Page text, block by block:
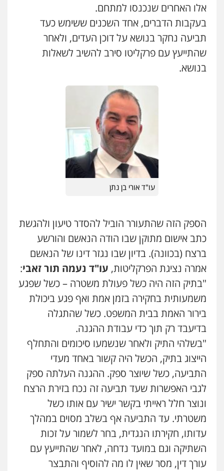
אלו האחרים שנכנסו למתחם.
בעקבות הדברים, אחד השכנים ששימש כעד
תביעה נחקר בנושא על דוכן העדים, ולאחר
שהתייעץ עם פרקליטו סירב להשיב לשאלות
בנושא.
עו"ד אורי בן נתן
הספק הזה שהתעורר הוביל להסדר טיעון ולהגשת
כתב אישום מתוקן שבו הודה הנאשם והורשע
ברצח (בכוונה). בדיון שבו נגזר דינו של הנאשם
אמרה נציגת הפרקליטות, עו"ד נעמה תור זאבי:
"בתיק הזה היה כשל פעולת משטרה – כשל שפגע
משמעותית בחקירה בזמן אמת ואף פגע ביכולת
בירור האמת בבית המשפט. כשל שהתגלה
בדיעבד רק תוך כדי עבודת ההגנה.
"בשלהי התיק ולאחר שנשמעו סיכומים והתחלף
הייצוג בתיק, הכשל היה קשור באחד מעדי
התביעה, כשל שיוצר ספק. ההגנה העלתה ספק
לגבי האפשרות שעד תביעה זה נכח בזירת הרצח
ונוצר חלל ראייתי בקשר ישיר עם אותו כשל
משטרתי. עד התביעה אף בשלב מסוים במהלך
עדותו, חקירתו הנגדית, בחר לשמור על זכות
השתיקה וגם במועד נדחה, לאחר שהתייעץ עם
עורך דין, מסר שאין לו מה להוסיף והתבצר
עו"ד אייל אביטל
פלילי פשיעה חמורה מעצרים וחקירות
0544712201
עו"ד רונן בנדל
משפט פלילי פשיעה חמורה פלילי
0524282442